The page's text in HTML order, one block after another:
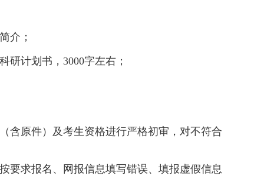
介 ；
研计划书， 3000字左右 ；
含原件）及考生资格进行严格初审 ，对不符合
要求报名、网报信息填写错误、填报虚假信息